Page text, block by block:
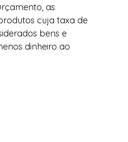
as
cuja taxa de
bens e
dinheiro ao